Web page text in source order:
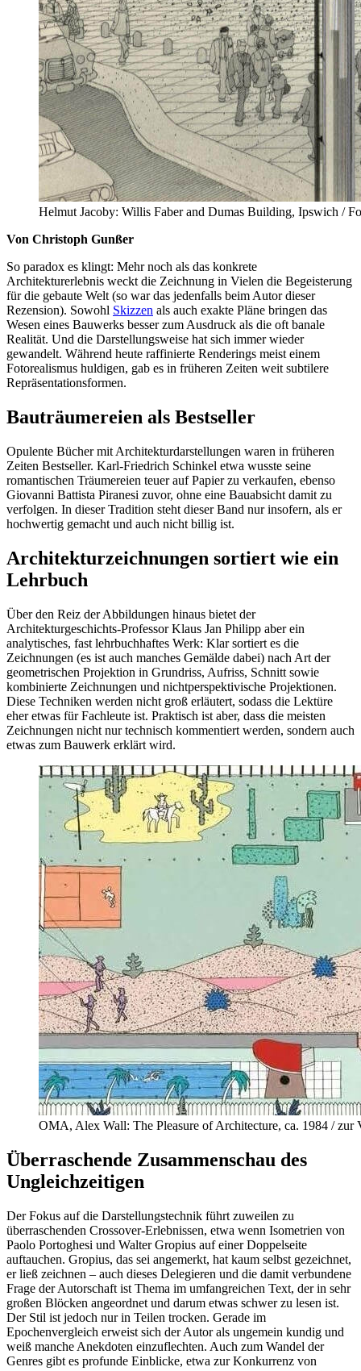
Helmut Jacoby: Willis Faber and Dumas Building, Ipswich /
Von Christoph Gunßer
So paradox es klingt: Mehr noch als das konkrete
Architekturerlebnis weckt die Zeichnung in Vielen die Begeisterung
für die gebaute Welt (so war das jedenfalls beim Autor dieser
Rezension). Sowohl Skizzen als auch exakte Pläne bringen das
Wesen eines Bauwerks besser zum Ausdruck als die oft banale
Realität. Und die Darstellungsweise hat sich immer wieder
gewandelt. Während heute raffinierte Renderings meist einem
Fotorealismus huldigen, gab es in früheren Zeiten weit subtilere
Repräsentationsformen.
Bauträumereien als Bestseller
Opulente Bücher mit Architekturdarstellungen waren in früheren
Zeiten Bestseller. Karl-Friedrich Schinkel etwa wusste seine
romantischen Träumereien teuer auf Papier zu verkaufen, ebenso
Giovanni Battista Piranesi zuvor, ohne eine Bauabsicht damit zu
verfolgen. In dieser Tradition steht dieser Band nur insofern, als er
hochwertig gemacht und auch nicht billig ist.
Architekturzeichnungen sortiert wie ein
Lehrbuch
Über den Reiz der Abbildungen hinaus bietet der
Architekturgeschichts-Professor Klaus Jan Philipp aber ein
analytisches, fast lehrbuchhaftes Werk: Klar sortiert es die
Zeichnungen (es ist auch manches Gemälde dabei) nach Art der
geometrischen Projektion in Grundriss, Aufriss, Schnitt sowie
kombinierte Zeichnungen und nichtperspektivische Projektionen.
Diese Techniken werden nicht groß erläutert, sodass die Lektüre
eher etwas für Fachleute ist. Praktisch ist aber, dass die meisten
Zeichnungen nicht nur technisch kommentiert werden, sondern auch
etwas zum Bauwerk erklärt wird.
OMA, Alex Wall: The Pleasure of Architecture, ca. 1984 / zur
Überraschende Zusammenschau des
Ungleichzeitigen
Der Fokus auf die Darstellungstechnik führt zuweilen zu
überraschenden Crossover-Erlebnissen, etwa wenn Isometrien von
Paolo Portoghesi und Walter Gropius auf einer Doppelseite
auftauchen. Gropius, das sei angemerkt, hat kaum selbst gezeichnet,
er ließ zeichnen – auch dieses Delegieren und die damit verbundene
Frage der Autorschaft ist Thema im umfangreichen Text, der in sehr
großen Blöcken angeordnet und darum etwas schwer zu lesen ist.
Der Stil ist jedoch nur in Teilen trocken. Gerade im
Epochenvergleich erweist sich der Autor als ungemein kundig und
weiß manche Anekdoten einzuflechten. Auch zum Wandel der
Genres gibt es profunde Einblicke, etwa zur Konkurrenz von